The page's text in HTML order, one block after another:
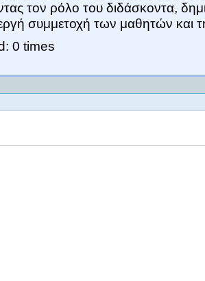
τον ρόλο του διδάσκοντα,
συμμετοχή των μαθητών και
0 times